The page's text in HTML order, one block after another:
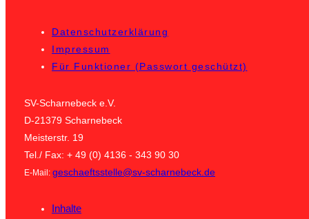
Datenschutzerklärung
Impressum
Für Funktioner (Passwort geschützt)
SV-Scharnebeck e.V.
D-21379 Scharnebeck
Meisterstr. 19
Tel./ Fax: + 49 (0) 4136 - 343 90 30
E-Mail: geschaeftsstelle@sv-scharnebeck.de
Inhalte